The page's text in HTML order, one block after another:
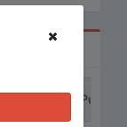
Puesto